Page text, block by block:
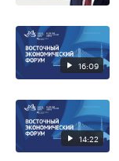
16:09
14:22